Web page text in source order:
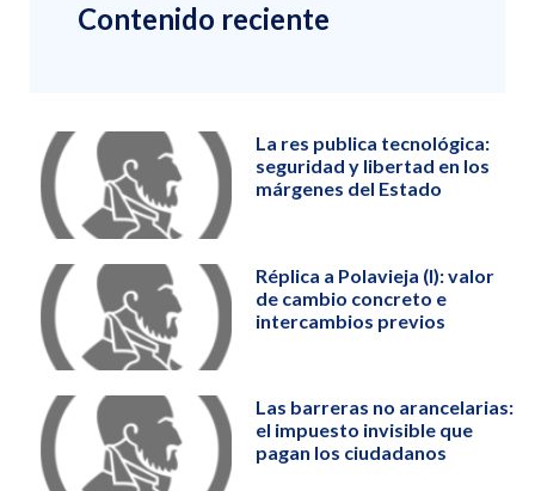
Contenido reciente
La res publica tecnológica:
seguridad y libertad en los
márgenes del Estado
Réplica a Polavieja (I): valor
de cambio concreto e
intercambios previos
Las barreras no arancelarias:
el impuesto invisible que
pagan los ciudadanos